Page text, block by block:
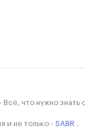
что нужно знать
и не только - SABR